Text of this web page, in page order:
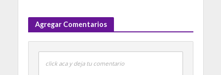
Agregar Comentarios
click aca y deja tu comentario